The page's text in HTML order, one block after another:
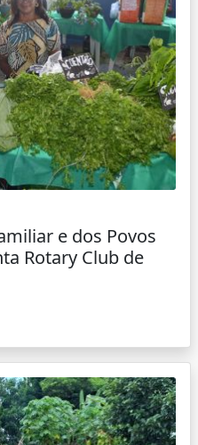
e dos Povos
Rotary Club de